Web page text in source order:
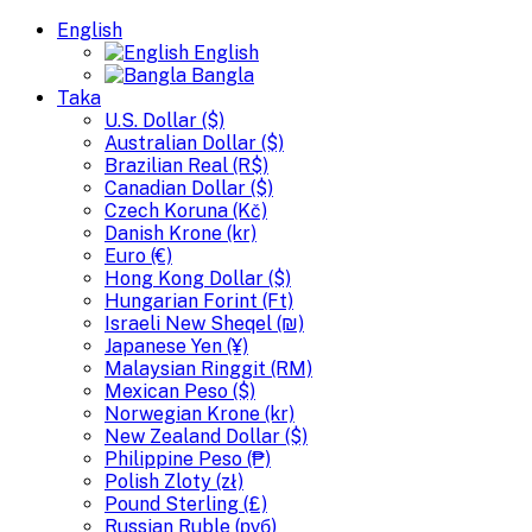
English
English
Bangla
Taka
U.S. Dollar ($)
Australian Dollar ($)
Brazilian Real (R$)
Canadian Dollar ($)
Czech Koruna (Kč)
Danish Krone (kr)
Euro (€)
Hong Kong Dollar ($)
Hungarian Forint (Ft)
Israeli New Sheqel (₪)
Japanese Yen (¥)
Malaysian Ringgit (RM)
Mexican Peso ($)
Norwegian Krone (kr)
New Zealand Dollar ($)
Philippine Peso (₱)
Polish Zloty (zł)
Pound Sterling (£)
Russian Ruble (руб)